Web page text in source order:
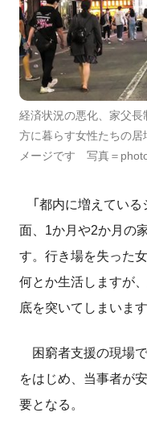
経済状況の悪化、家父
方に暮らす女性たちの居
メージです 写真＝
「都内に増えている
面、 1か月や2か月の
す。行き場を失った
何とか生活しますが
底を突いてしまいます
困窮者支援の現場
をはじめ、当事者が
要となる。